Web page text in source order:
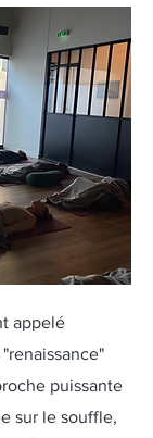
appelé
puissante
sur le souffle,